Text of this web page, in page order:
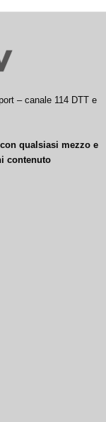
– canale 114 DTT e
qualsiasi mezzo e
contenuto